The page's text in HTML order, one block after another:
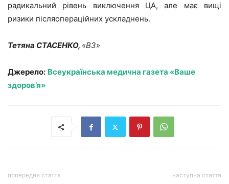
радикальний рівень виключення ЦА, але має вищі
ризики післяопераційних ускладнень.
Тетяна СТАСЕНКО, «ВЗ»
Джерело: Всеукраїнська медична газета «Ваше
здоров’я»
попередня стаття наступна стаття